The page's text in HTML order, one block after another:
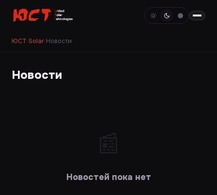
ЮСТ›Solar›Новости
Новости
Новостей пока нет